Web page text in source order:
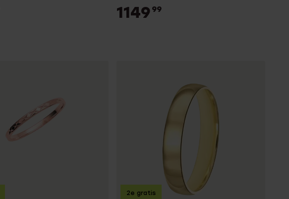
1149 99
2e gratis